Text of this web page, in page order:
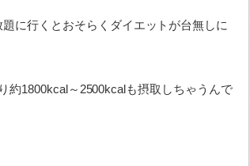
に行くとおそらくダイエットが台無しに
約1800kcal～2500kcalも摂取しちゃうんで